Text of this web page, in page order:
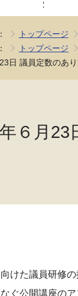
トップページ
トップページ
日 議員定数のあ
６月23
た議員研修の
公開講座のア